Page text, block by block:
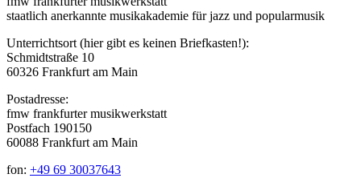
staatlich anerkannte musikakademie für jazz und popularmusik
Unterrichtsort (hier gibt es keinen Briefkasten!):
Schmidtstraße 10
60326 Frankfurt am Main
Postadresse:
fmw frankfurter musikwerkstatt
Postfach 190150
60088 Frankfurt am Main
fon: +49 69 30037643